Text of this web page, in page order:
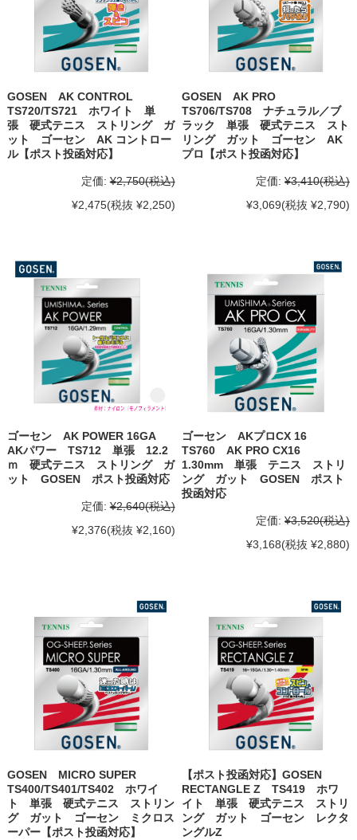
GOSEN AK CONTROL
TS720/TS721 ホワイト 単
張 硬式テニス ストリング ガ
ット ゴーセン AK コントロー
ル【ポスト投函対応】
定価: ¥2,750(税込)
¥2,475(税抜 ¥2,250)
GOSEN AK PRO
TS706/TS708 ナチュラル／ブ
ラック 単張 硬式テニス スト
リング ガット ゴーセン AK
プロ【ポスト投函対応】
定価: ¥3,410(税込)
¥3,069(税抜 ¥2,790)
ゴーセン AK POWER 16GA
AKパワー TS712 単張 12.2
ｍ 硬式テニス ストリング ガ
ット GOSEN ポスト投函対応
定価: ¥2,640(税込)
¥2,376(税抜 ¥2,160)
ゴーセン AKプロCX 16
TS760 AK PRO CX16
1.30mm 単張 テニス ストリ
ング ガット GOSEN ポスト
投函対応
定価: ¥3,520(税込)
¥3,168(税抜 ¥2,880)
GOSEN MICRO SUPER
TS400/TS401/TS402 ホワイ
ト 単張 硬式テニス ストリン
グ ガット ゴーセン ミクロス
ーパー【ポスト投函対応】
【ポスト投函対応】GOSEN
RECTANGLE Z TS419 ホワ
イト 単張 硬式テニス ストリ
ング ガット ゴーセン レクタ
ングルZ